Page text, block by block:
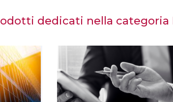
dedicati nella categoria